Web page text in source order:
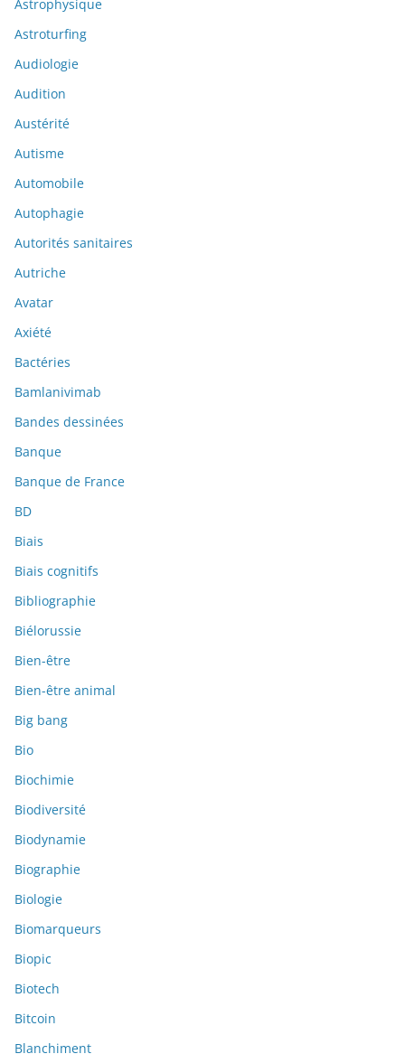
Astrophysique
Astroturfing
Audiologie
Audition
Austérité
Autisme
Automobile
Autophagie
Autorités sanitaires
Autriche
Avatar
Axiété
Bactéries
Bamlanivimab
Bandes dessinées
Banque
Banque de France
BD
Biais
Biais cognitifs
Bibliographie
Biélorussie
Bien-être
Bien-être animal
Big bang
Bio
Biochimie
Biodiversité
Biodynamie
Biographie
Biologie
Biomarqueurs
Biopic
Biotech
Bitcoin
Blanchiment